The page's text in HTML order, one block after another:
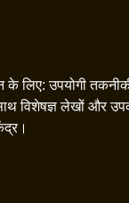
के लिए: उपयोगी
विशेषज्ञ लेखों और